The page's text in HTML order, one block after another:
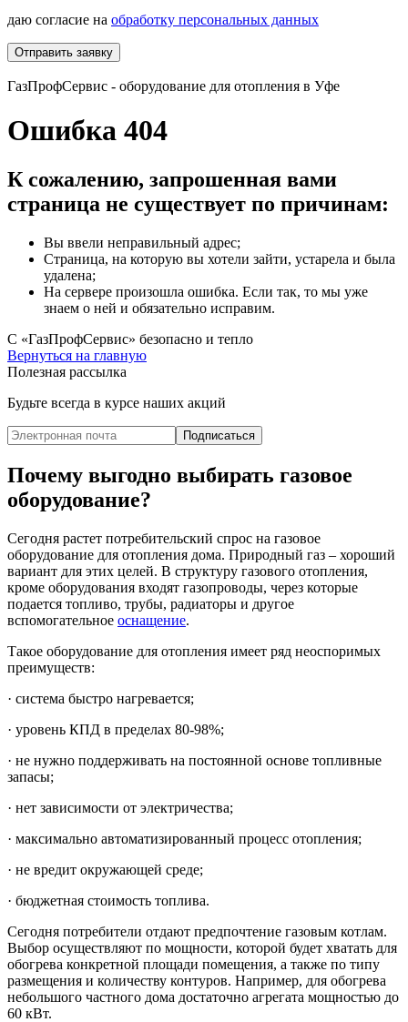
даю согласие на обработку персональных данных
Отправить заявку
ГазПрофСервис - оборудование для отопления в Уфе
Ошибка 404
К сожалению, запрошенная вами
страница не существует по причинам:
Вы ввели неправильный адрес;
Страница, на которую вы хотели зайти, устарела и была
удалена;
На сервере произошла ошибка. Если так, то мы уже
знаем о ней и обязательно исправим.
С «ГазПрофСервис» безопасно и тепло
Вернуться на главную
Полезная рассылка
Будьте всегда в курсе наших акций
Подписаться
Почему выгодно выбирать газовое
оборудование?
Сегодня растет потребительский спрос на газовое
оборудование для отопления дома. Природный газ – хороший
вариант для этих целей. В структуру газового отопления,
кроме оборудования входят газопроводы, через которые
подается топливо, трубы, радиаторы и другое
вспомогательное оснащение.
Такое оборудование для отопления имеет ряд неоспоримых
преимуществ:
· система быстро нагревается;
· уровень КПД в пределах 80-98%;
· не нужно поддерживать на постоянной основе топливные
запасы;
· нет зависимости от электричества;
· максимально автоматизированный процесс отопления;
· не вредит окружающей среде;
· бюджетная стоимость топлива.
Сегодня потребители отдают предпочтение газовым котлам.
Выбор осуществляют по мощности, которой будет хватать для
обогрева конкретной площади помещения, а также по типу
размещения и количеству контуров. Например, для обогрева
небольшого частного дома достаточно агрегата мощностью до
60 кВт.